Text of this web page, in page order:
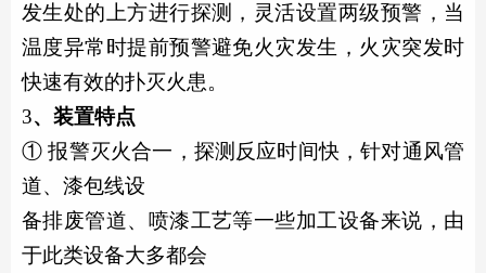
发生处的上方进行探测，灵活设置两级预警，当
温度异常时提前预警避免火灾发生，火灾突发时
快速有效的扑灭火患。
3、装置特点
① 报警灭火合一，探测反应时间快，针对通风管
道、漆包线设
备排废管道、喷漆工艺等一些加工设备来说，由
于此类设备大多都会